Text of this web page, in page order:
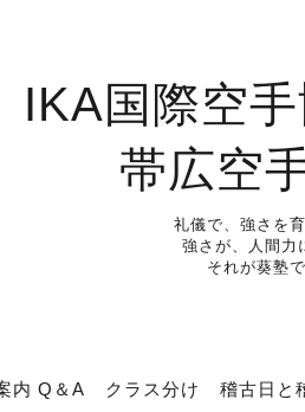
IKA国際空
帯広空
礼儀で、強さを育
強さが、人間力
それが葵塾
内 Q＆A クラス分け 稽古日と